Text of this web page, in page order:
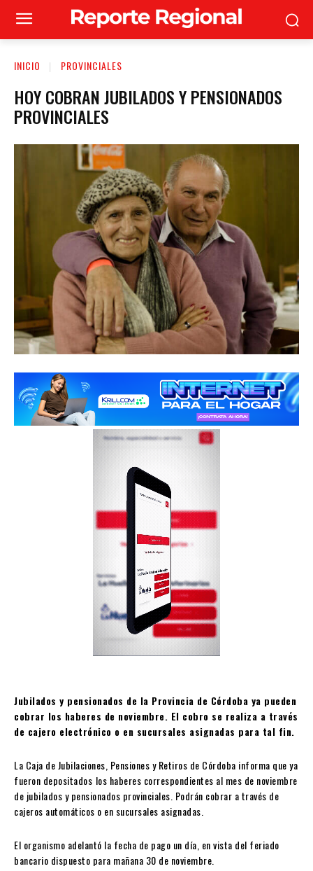
INICIO PROVINCIALES
HOY COBRAN JUBILADOS Y PENSIONADOS
PROVINCIALES
Jubilados y pensionados de la Provincia de Córdoba ya pueden
cobrar los haberes de noviembre. El cobro se realiza a través
de cajero electrónico o en sucursales asignadas para tal fin.
La Caja de Jubilaciones, Pensiones y Retiros de Córdoba informa que ya
fueron depositados los haberes correspondientes al mes de noviembre
de jubilados y pensionados provinciales. Podrán cobrar a través de
cajeros automáticos o en sucursales asignadas.
El organismo adelantó la fecha de pago un día, en vista del feriado
bancario dispuesto para mañana 30 de noviembre.